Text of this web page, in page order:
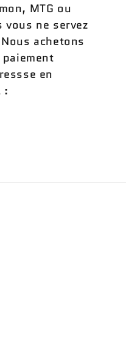
MTG ou
vous ne servez
achetons
en
: